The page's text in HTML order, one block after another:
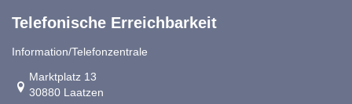
Telefonische Erreichbarkeit
Information/Telefonzentrale
Link zur Google-Maps Navigation
Marktplatz 13
30880 Laatzen